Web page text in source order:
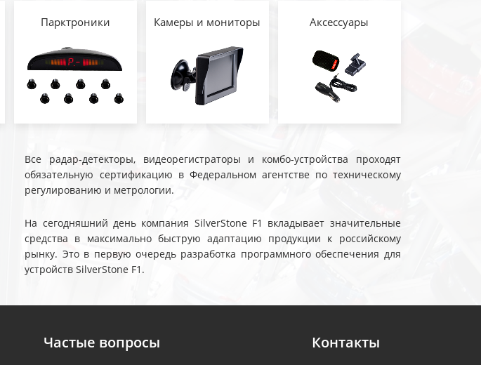
Парктроники Камеры и мониторы Аксессуары
Все радар-детекторы, видеорегистраторы и комбо-устройства проходят
обязательную сертификацию в Федеральном агентстве по техническому
регулированию и метрологии.
На сегодняшний день компания SilverStone F1 вкладывает значительные
средства в максимально быструю адаптацию продукции к российскому
рынку. Это в первую очередь разработка программного обеспечения для
устройств SilverStone F1.
Частые вопросы Контакты